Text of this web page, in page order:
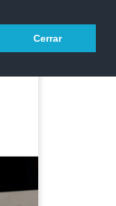
Cerrar